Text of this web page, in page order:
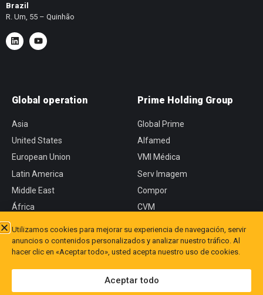
Brazil
R. Um, 55 – Quinhão
Global operation
Asia
United States
European Union
Latin America
Middle East
África
Prime Holding Group
Global Prime
Alfamed
VMI Médica
Serv Imagem
Compor
CVM
Utilizamos cookies para mejorar su experiencia de navegación, servir
anuncios o contenidos personalizados y analizar nuestro tráfico. Al
hacer clic en «Aceptar todo», usted acepta nuestro uso de cookies.
Aceptar todo